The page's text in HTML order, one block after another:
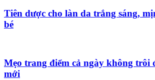
Tiên dược cho làn da trắng sáng,
bé
Mẹo trang điểm cả ngày không trôi
mới